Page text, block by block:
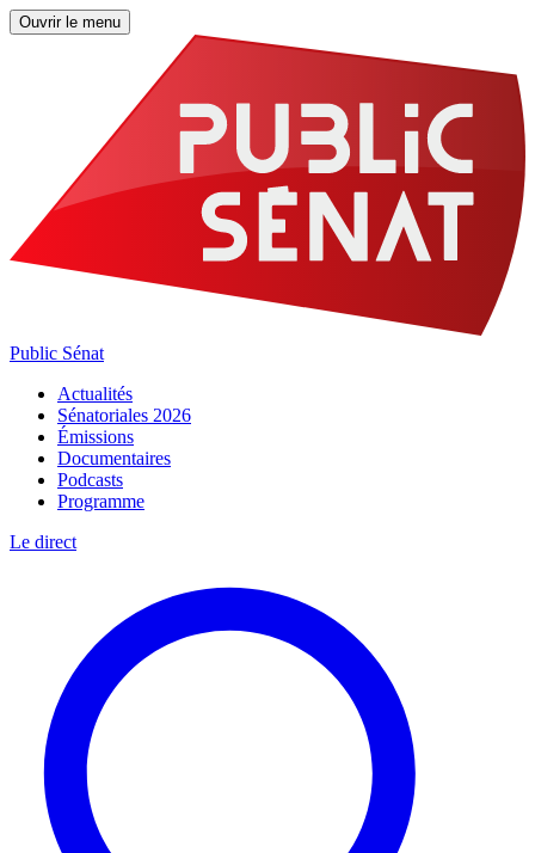
Ouvrir le menu
Public Sénat
Actualités
Sénatoriales 2026
Émissions
Documentaires
Podcasts
Programme
Le direct